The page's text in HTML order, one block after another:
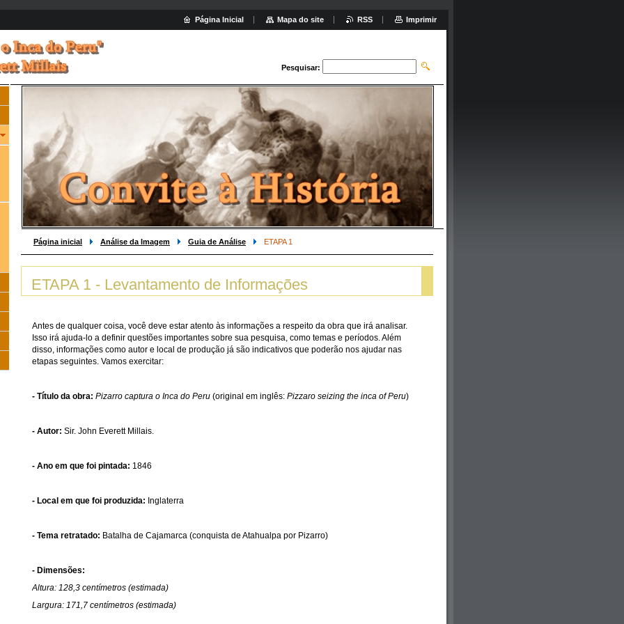
Pesquisar:
Página inicial Análise da Imagem Guia de Análise ETAPA 1
ETAPA 1 - Levantamento de Informações
Antes de qualquer coisa, você deve estar atento às informações a respeito da obra que irá analisar.
Isso irá ajuda-lo a definir questões importantes sobre sua pesquisa, como temas e períodos. Além
disso, informações como autor e local de produção já são indicativos que poderão nos ajudar nas
etapas seguintes. Vamos exercitar:
- Título da obra: Pizarro captura o Inca do Peru (original em inglês: Pizzaro seizing the inca of Peru)
- Autor: Sir. John Everett Millais.
- Ano em que foi pintada: 1846
- Local em que foi produzida: Inglaterra
- Tema retratado: Batalha de Cajamarca (conquista de Atahualpa por Pizarro)
- Dimensões:
Altura: 128,3 centímetros (estimada)
Largura: 171,7 centímetros (estimada)
Página Inicial Mapa do site RSS Imprimir